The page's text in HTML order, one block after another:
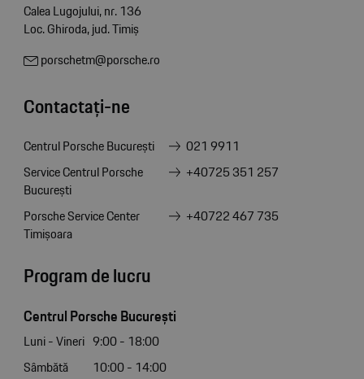
Calea Lugojului, nr. 136
Loc. Ghiroda, jud. Timiș
porschetm@porsche.ro
Contactați-ne
Centrul Porsche București
021 9911
Service Centrul Porsche
București
+40725 351 257
Porsche Service Center
Timișoara
+40722 467 735
Program de lucru
Centrul Porsche București
Luni - Vineri 9:00 - 18:00
Sâmbătă
10:00 - 14:00